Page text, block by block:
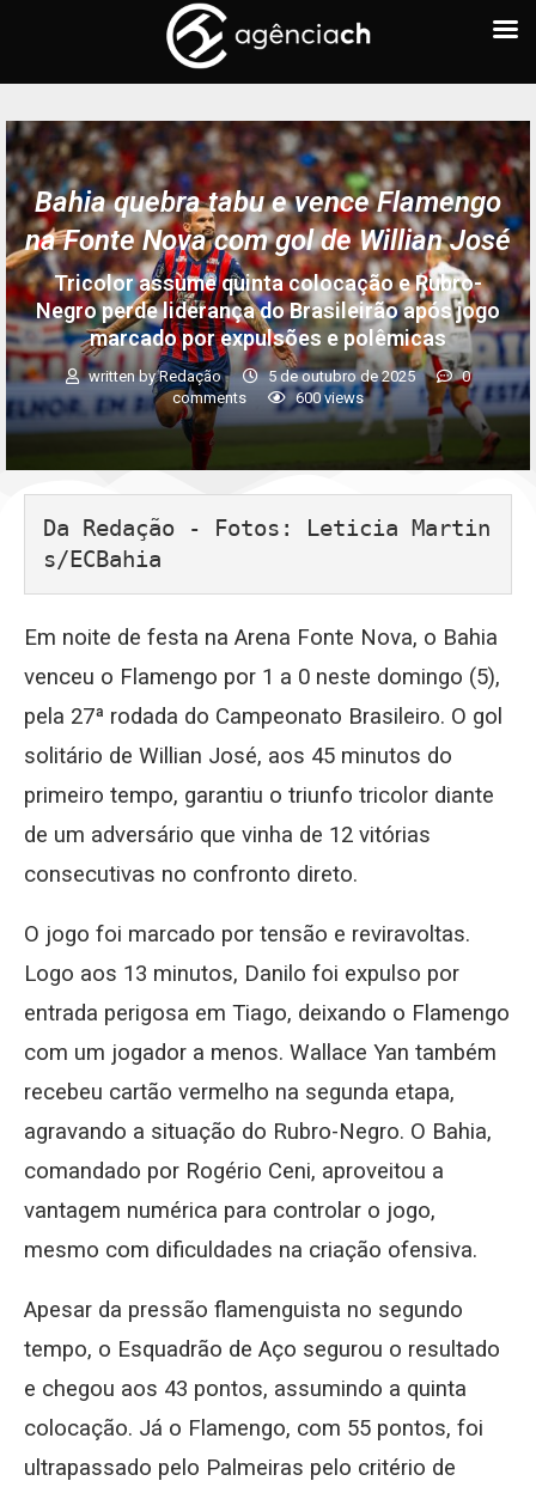
Bahia quebra tabu e vence Flamengo
na Fonte Nova com gol de Willian José
Tricolor assume quinta colocação e Rubro-
Negro perde liderança do Brasileirão após jogo
marcado por expulsões e polêmicas
written byRedação 5 de outubro de 2025
0
comments
600views
Da Redação - Fotos: Leticia Martin
s/ECBahia
Em noite de festa na Arena Fonte Nova, o Bahia
venceu o Flamengo por 1 a 0 neste domingo (5),
pela 27ª rodada do Campeonato Brasileiro. O gol
solitário de Willian José, aos 45 minutos do
primeiro tempo, garantiu o triunfo tricolor diante
de um adversário que vinha de 12 vitórias
consecutivas no confronto direto.
O jogo foi marcado por tensão e reviravoltas.
Logo aos 13 minutos, Danilo foi expulso por
entrada perigosa em Tiago, deixando o Flamengo
com um jogador a menos. Wallace Yan também
recebeu cartão vermelho na segunda etapa,
agravando a situação do Rubro-Negro. O Bahia,
comandado por Rogério Ceni, aproveitou a
vantagem numérica para controlar o jogo,
mesmo com dificuldades na criação ofensiva.
Apesar da pressão flamenguista no segundo
tempo, o Esquadrão de Aço segurou o resultado
e chegou aos 43 pontos, assumindo a quinta
colocação. Já o Flamengo, com 55 pontos, foi
ultrapassado pelo Palmeiras pelo critério de